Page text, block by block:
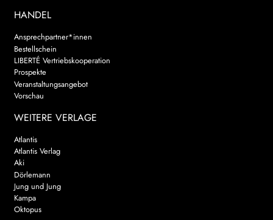
HANDEL
Ansprechpartner*innen
Bestellschein
LIBERTÉ Vertriebskooperation
Prospekte
Veranstaltungsangebot
Vorschau
WEITERE VERLAGE
Atlantis
Atlantis Verlag
Aki
Dörlemann
Jung und Jung
Kampa
Oktopus